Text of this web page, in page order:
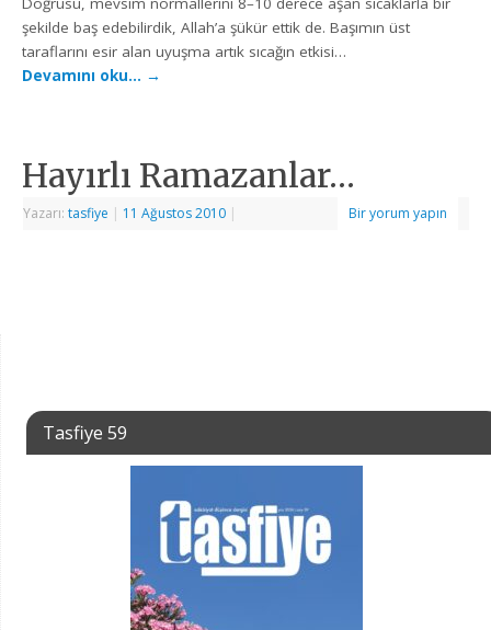
şekilde baş edebilirdik, Allah’a şükür ettik de. Başımın üst
taraflarını esir alan uyuşma artık sıcağın etkisi…
Devamını oku… →
Hayırlı Ramazanlar…
Yazarı:tasfiye | 11 Ağustos 2010 | Bir yorum yapın
Tasfiye 59